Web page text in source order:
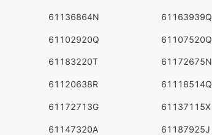
61136864N 61163939Q
61102920Q 61107520Q
61183220T 61172675N
61120638R 61118514Q
61172713G 61137115X
61147320A 61187925J